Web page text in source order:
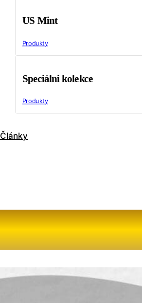
US Mint
Produkty
Speciálni kolekce
Produkty
Články